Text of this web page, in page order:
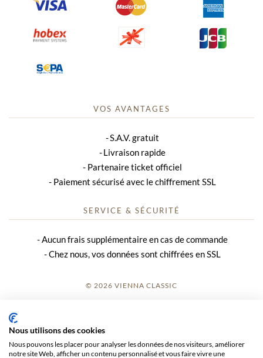
VOS AVANTAGES
S.A.V. gratuit
Livraison rapide
Partenaire ticket officiel
Paiement sécurisé avec le chiffrement SSL
SERVICE & SÉCURITÉ
Aucun frais supplémentaire en cas de commande
Chez nous, vos données sont chiffrées en SSL
© 2026 VIENNA CLASSIC
Nous utilisons des cookies
Nous pouvons les placer pour analyser les données de nos visiteurs, améliorer
notre site Web, afficher un contenu personnalisé et vous faire vivre une